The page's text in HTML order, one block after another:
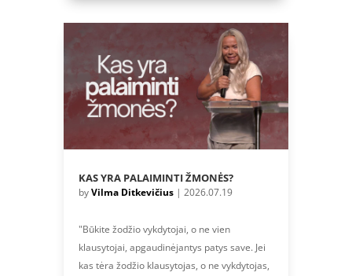
KAS YRA PALAIMINTI ŽMONĖS?
byVilma Ditkevičius| 2026.07.19
"Būkite žodžio vykdytojai, o ne vien
klausytojai, apgaudinėjantys patys save. Jei
kas tėra žodžio klausytojas, o ne vykdytojas,